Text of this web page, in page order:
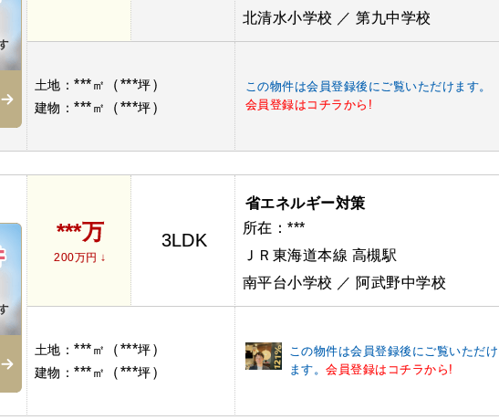
北清水小学校 ／ 第九中学校
土地：***㎡ （***坪）
建物：***㎡ （***坪）
この物件は会員登録後にご覧いただけます。
会員登録はコチラから!
***万
200万円 ↓
3LDK
省エネルギー対策
所在：***
ＪＲ東海道本線 高槻駅
南平台小学校 ／ 阿武野中学校
土地：***㎡ （***坪）
建物：***㎡ （***坪）
この物件は会員登録後にご覧いただけ
ます。会員登録はコチラから!